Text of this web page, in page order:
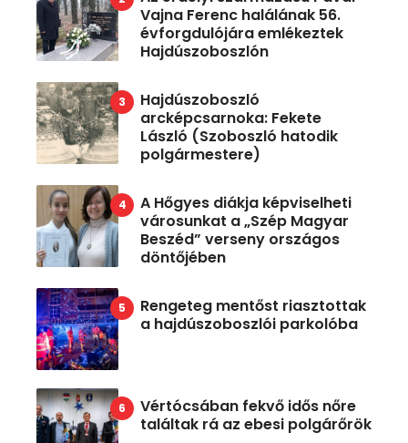
Vajna Ferenc halálának 56.
évforgdulójára emlékeztek
Hajdúszoboszlón
Hajdúszoboszló
arcképcsarnoka: Fekete
László (Szoboszló hatodik
polgármestere)
A Hőgyes diákja képviselheti
városunkat a „Szép Magyar
Beszéd” verseny országos
döntőjében
Rengeteg mentőst riasztottak
a hajdúszoboszlói parkolóba
Vértócsában fekvő idős nőre
találtak rá az ebesi polgárőrök